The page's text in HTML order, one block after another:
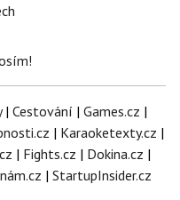
| Cestování | Games.cz |
| Karaoketexty.cz |
| Fights.cz | Dokina.cz |
| StartupInsider.cz